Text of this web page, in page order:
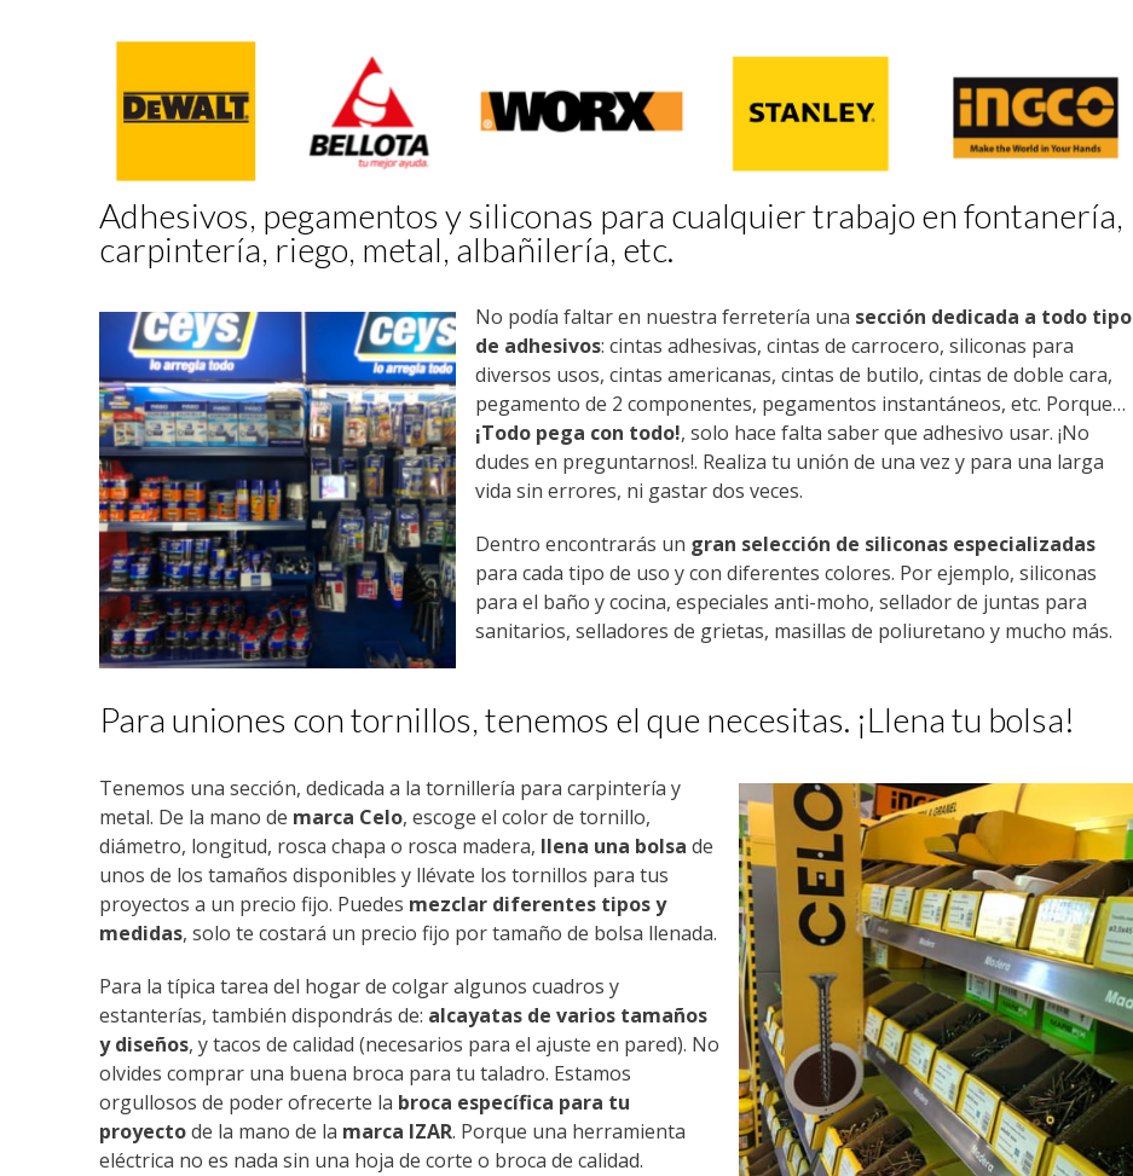
Adhesivos, pegamentos y siliconas para cualquier trabajo en fontanería,
carpintería, riego, metal, albañilería, etc.
No podía faltar en nuestra ferretería una sección dedicada a todo tipo
de adhesivos: cintas adhesivas, cintas de carrocero, siliconas para
diversos usos, cintas americanas, cintas de butilo, cintas de doble cara,
pegamento de 2 componentes, pegamentos instantáneos, etc. Porque…
¡Todo pega con todo!, solo hace falta saber que adhesivo usar. ¡No
dudes en preguntarnos!. Realiza tu unión de una vez y para una larga
vida sin errores, ni gastar dos veces.
Dentro encontrarás un gran selección de siliconas especializadas
para cada tipo de uso y con diferentes colores. Por ejemplo, siliconas
para el baño y cocina, especiales anti-moho, sellador de juntas para
sanitarios, selladores de grietas, masillas de poliuretano y mucho más.
Para uniones con tornillos, tenemos el que necesitas. ¡Llena tu bolsa!
Tenemos una sección, dedicada a la tornillería para carpintería y
metal. De la mano de marca Celo, escoge el color de tornillo,
diámetro, longitud, rosca chapa o rosca madera, llena una bolsa de
unos de los tamaños disponibles y llévate los tornillos para tus
proyectos a un precio fijo. Puedes mezclar diferentes tipos y
medidas, solo te costará un precio fijo por tamaño de bolsa llenada.
Para la típica tarea del hogar de colgar algunos cuadros y
estanterías, también dispondrás de: alcayatas de varios tamaños
y diseños, y tacos de calidad (necesarios para el ajuste en pared). No
olvides comprar una buena broca para tu taladro. Estamos
orgullosos de poder ofrecerte la broca específica para tu
proyectode la mano de la marca IZAR. Porque una herramienta
eléctrica no es nada sin una hoja de corte o broca de calidad.